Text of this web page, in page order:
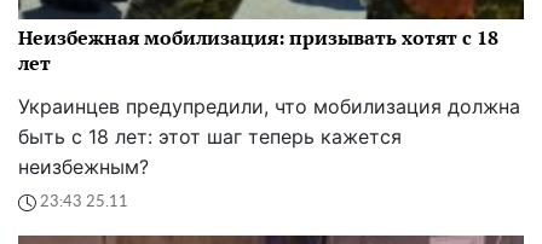
Неизбежная мобилизация: призывать хотят с 18
лет
Украинцев предупредили, что мобилизация должна
быть с 18 лет: этот шаг теперь кажется
неизбежным?
23:43 25.11